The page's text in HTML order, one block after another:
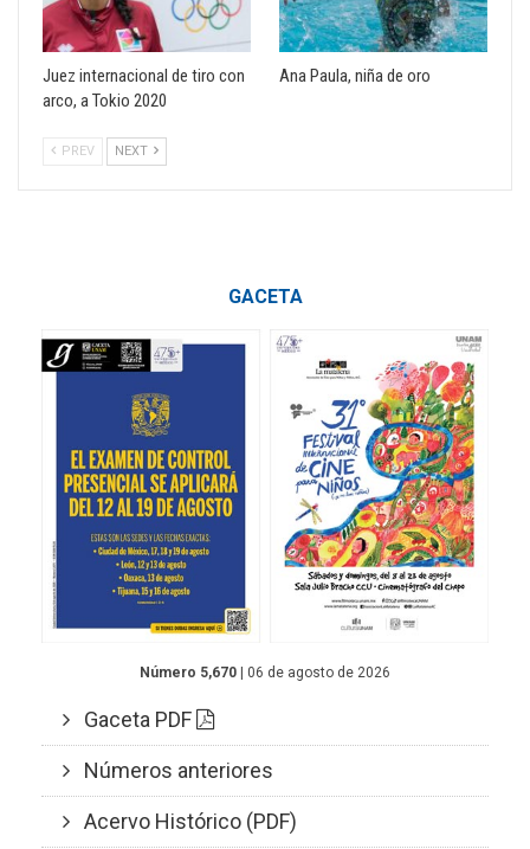
Juez internacional de tiro con
arco, a Tokio 2020
Ana Paula, niña de oro
PREV NEXT
GACETA
Número 5,670 | 06 de agosto de 2026
Gaceta PDF
Números anteriores
Acervo Histórico (PDF)